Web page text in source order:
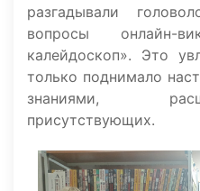
разгадывали
вопросы онлайн-
калейдоскоп». Это
только поднимало
знаниями,
присутствующих.